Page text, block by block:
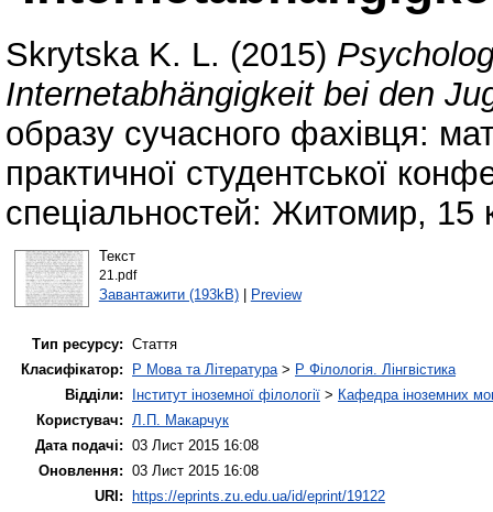
Skrytska K. L. (2015)
Internetabhängigkeit bei den
образу сучасного фахівця:
практичної студентської
спеціальностей: Житомир, 15
Текст
21.pdf
Завантажити (193kB)| Preview
Тип ресурсу: Стаття
Класифікатор:
P Мова та Література> P Філологія. Лінгвістика
Відділи:
Інститут іноземної філології > Кафедра іноземних
Користувач: Л.П. Макарчук
Дата подачі: 03 Лист 2015 16:08
Оновлення: 03 Лист 2015 16:08
URI:
https://eprints.zu.edu.ua/id/eprint/19122